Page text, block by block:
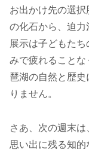
お出かけ先の選
の化石から、迫
展示は子どもた
みで疲れること
琶湖の自然と歴
りません。
さあ、次の週末
思い出に残る知